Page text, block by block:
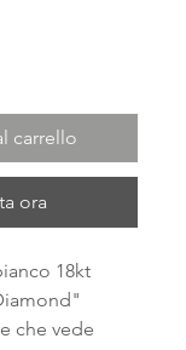
carrello
ora
18kt
che vede